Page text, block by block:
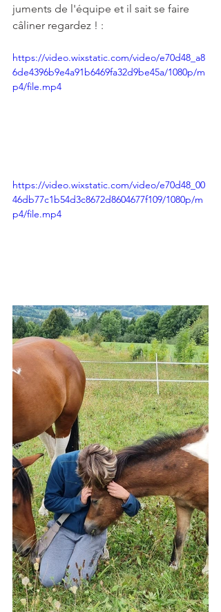
juments de l'équipe et il sait se faire
câliner regardez ! :
https://video.wixstatic.com/video/e70d48_a8
6de4396b9e4a91b6469fa32d9be45a/1080p/m
p4/file.mp4
https://video.wixstatic.com/video/e70d48_00
46db77c1b54d3c8672d8604677f109/1080p/m
p4/file.mp4